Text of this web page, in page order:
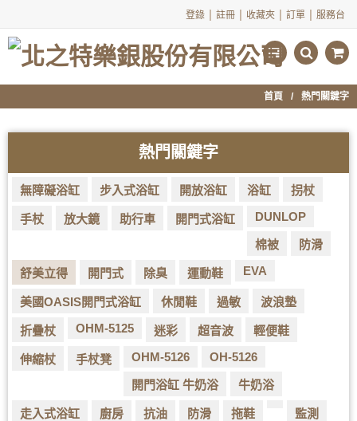
登錄 | 註冊 | 收藏夾 | 訂單 | 服務台
首頁 熱門關鍵字
熱門關鍵字
無障礙浴缸 步入式浴缸 開放浴缸 浴缸 拐杖
手杖 放大鏡 助行車 開門式浴缸 DUNLOP
棉被 防滑
舒美立得 開門式 除臭 運動鞋 EVA
美國OASIS開門式浴缸 休閒鞋 過敏 波浪墊
折疊杖 OHM-5125 迷彩 超音波 輕便鞋
伸縮杖 手杖凳 OHM-5126 OH-5126
開門浴缸 牛奶浴 牛奶浴
走入式浴缸 廚房 抗油 防滑 拖鞋 監測